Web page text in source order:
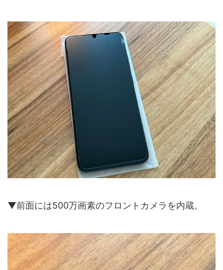
▼前面には500万画素のフロントカメラを内蔵。